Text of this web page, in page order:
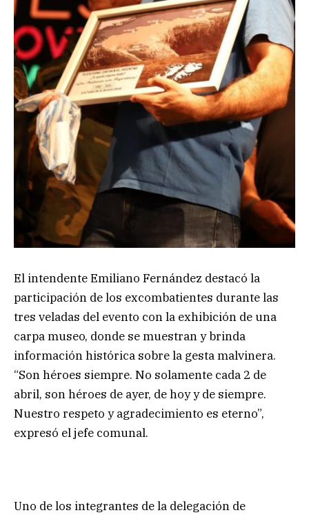
El intendente Emiliano Fernández destacó la
participación de los excombatientes durante las
tres veladas del evento con la exhibición de una
carpa museo, donde se muestran y brinda
información histórica sobre la gesta malvinera.
“Son héroes siempre. No solamente cada 2 de
abril, son héroes de ayer, de hoy y de siempre.
Nuestro respeto y agradecimiento es eterno”,
expresó el jefe comunal.
Uno de los integrantes de la delegación de